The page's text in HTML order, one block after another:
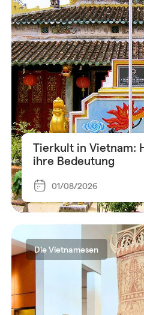
Tierkult in Vietnam:
ihre Bedeutung
01/08/2026
Die Vietnamesen